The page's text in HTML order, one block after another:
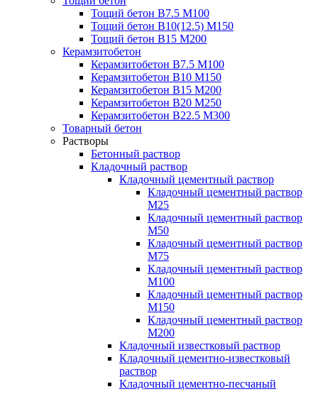
Тощий бетон В7.5 М100
Тощий бетон В10(12.5) М150
Тощий бетон В15 М200
Керамзитобетон
Керамзитобетон В7.5 М100
Керамзитобетон В10 М150
Керамзитобетон В15 М200
Керамзитобетон В20 М250
Керамзитобетон В22.5 М300
Товарный бетон
Растворы
Бетонный раствор
Кладочный раствор
Кладочный цементный раствор
Кладочный цементный раствор
М25
Кладочный цементный раствор
М50
Кладочный цементный раствор
М75
Кладочный цементный раствор
М100
Кладочный цементный раствор
М150
Кладочный цементный раствор
М200
Кладочный известковый раствор
Кладочный цементно-известковый
раствор
Кладочный цементно-песчаный